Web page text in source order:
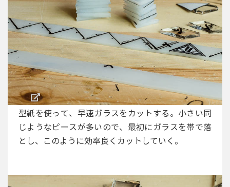
型紙を使って、早速ガラスをカットする。小さい同
じようなピースが多いので、最初にガラスを帯で落
とし、このように効率良くカットしていく。